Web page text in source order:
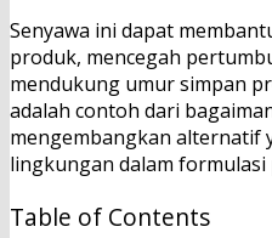
Senyawa ini dapat
produk, mencegah
mendukung umur simpan
adalah contoh dari
mengembangkan alternatif
lingkungan dalam formulasi
Table of Contents